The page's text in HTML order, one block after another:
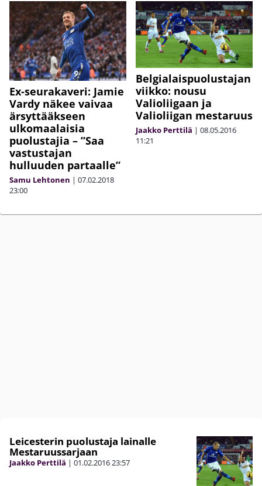
Ex-seurakaveri: Jamie
Vardy näkee vaivaa
ärsyttääkseen
ulkomaalaisia
puolustajia – ”Saa
vastustajan
hulluuden partaalle”
Samu Lehtonen | 07.02.2018
23:00
Belgialaispuolustajan
viikko: nousu
Valioliigaan ja
Valioliigan mestaruus
Jaakko Perttilä | 08.05.2016
11:21
Leicesterin puolustaja lainalle
Mestaruussarjaan
Jaakko Perttilä | 01.02.201623:57